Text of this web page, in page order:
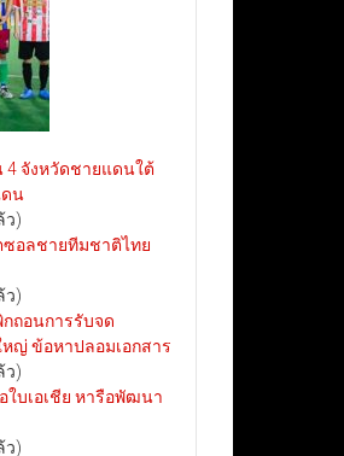
4 จังหวัดชายแดนใต้
ดน
ว)
ซอลชายทีมชาติไทย
ว)
กถอนการรับจด
ญ่ ข้อหาปลอมเอกสาร
ว)
ใบเอเชีย หารือพัฒนา
ว)